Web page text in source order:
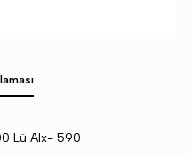
Lü Alx- 590